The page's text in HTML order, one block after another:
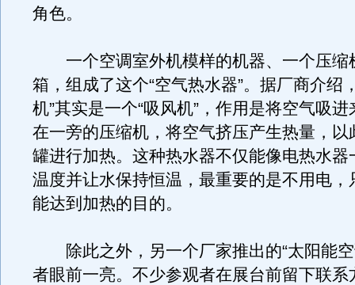
角色。
一个空调室外机模样的机器、一个压缩
箱，组成了这个“空气热水器”。据厂商介绍
机”其实是一个“吸风机”，作用是将空气吸
在一旁的压缩机，将空气挤压产生热量，以
罐进行加热。这种热水器不仅能像电热水器
温度并让水保持恒温，最重要的是不用电，
能达到加热的目的。
除此之外，另一个厂家推出的“太阳能空
者眼前一亮。不少参观者在展台前留下联系